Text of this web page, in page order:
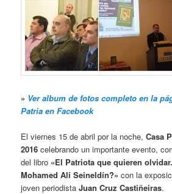
» Ver album de fotos completo en la
Patria en Facebook
El viernes 15 de abril por la noche,Casa
2016 celebrando un importante evento,
del libro «El Patriota que quieren
Mohamed Alí Seineldín?» con la
joven periodistaJuan Cruz Castiñeiras.